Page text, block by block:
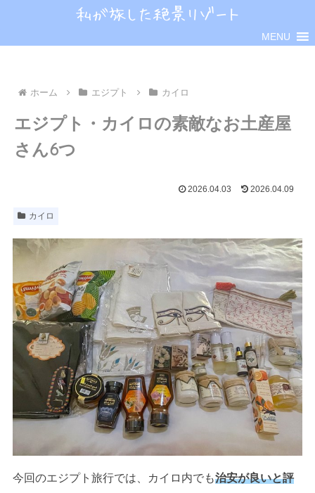
MENU
ホーム エジプト カイロ
エジプト・カイロの素敵なお土産屋
さん6つ
2026.04.03 2026.04.09
カイロ
今回のエジプト旅行では、カイロ内でも治安が良いと評